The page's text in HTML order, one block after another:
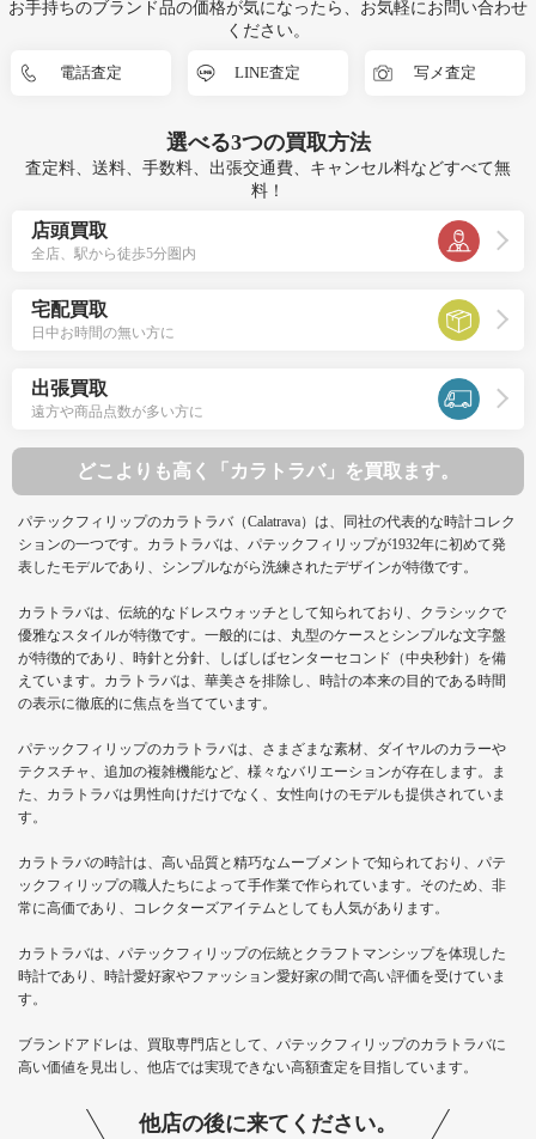
お手持ちのブランド品の価格が気になったら、お気軽にお問い合わせ
ください。
電話査定 LINE査定 写メ査定
選べる3つの買取方法
査定料、送料、手数料、出張交通費、キャンセル料などすべて無
料！
店頭買取
全店、駅から徒歩5分圏内
宅配買取
日中お時間の無い方に
出張買取
遠方や商品点数が多い方に
どこよりも高く「カラトラバ」を買取ます。
パテックフィリップのカラトラバ（Calatrava）は、同社の代表的な時計コレク
ションの一つです。カラトラバは、パテックフィリップが1932年に初めて発
表したモデルであり、シンプルながら洗練されたデザインが特徴です。
カラトラバは、伝統的なドレスウォッチとして知られており、クラシックで
優雅なスタイルが特徴です。一般的には、丸型のケースとシンプルな文字盤
が特徴的であり、時針と分針、しばしばセンターセコンド（中央秒針）を備
えています。カラトラバは、華美さを排除し、時計の本来の目的である時間
の表示に徹底的に焦点を当てています。
パテックフィリップのカラトラバは、さまざまな素材、ダイヤルのカラーや
テクスチャ、追加の複雑機能など、様々なバリエーションが存在します。ま
た、カラトラバは男性向けだけでなく、女性向けのモデルも提供されていま
す。
カラトラバの時計は、高い品質と精巧なムーブメントで知られており、パテ
ックフィリップの職人たちによって手作業で作られています。そのため、非
常に高価であり、コレクターズアイテムとしても人気があります。
カラトラバは、パテックフィリップの伝統とクラフトマンシップを体現した
時計であり、時計愛好家やファッション愛好家の間で高い評価を受けていま
す。
ブランドアドレは、買取専門店として、パテックフィリップのカラトラバに
高い価値を見出し、他店では実現できない高額査定を目指しています。
他店の後に来てください。